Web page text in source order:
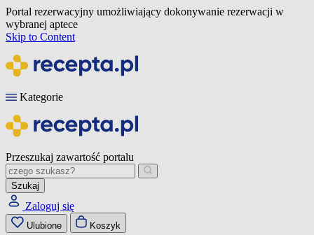
Portal rezerwacyjny umożliwiający dokonywanie rezerwacji w
wybranej aptece
Skip to Content
Kategorie
Przeszukaj zawartość portalu
Szukaj
Zaloguj się
Ulubione Koszyk